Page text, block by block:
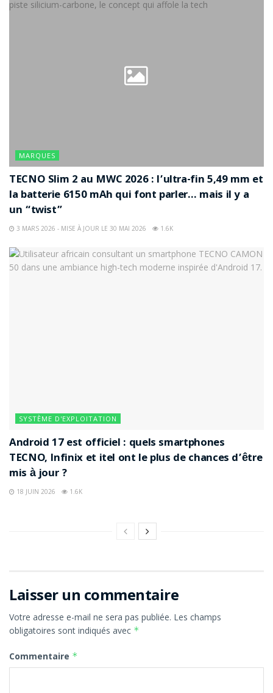
MARQUES
TECNO Slim 2 au MWC 2026 : l’ultra-fin 5,49 mm et
la batterie 6150 mAh qui font parler… mais il y a
un “twist”
3 MARS 2026 - MISE À JOUR LE 30 MAI 2026 1.6K
SYSTÈME D'EXPLOITATION
Android 17 est officiel : quels smartphones
TECNO, Infinix et itel ont le plus de chances d’être
mis à jour ?
18 JUIN 2026 1.6K
Laisser un commentaire
Votre adresse e-mail ne sera pas publiée. Les champs
obligatoires sont indiqués avec *
Commentaire *